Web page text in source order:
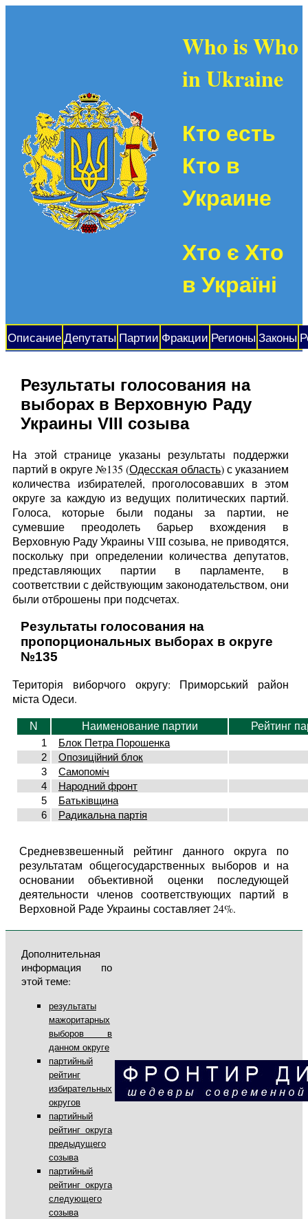
Who is Who
in Ukraine
Кто есть
Кто в
Украине
Хто є Хто
в Україні
Описание Депутаты Партии Фракции Регионы Законы
Результаты голосования на
выборах в Верховную Раду
Украины VIII созыва
На этой странице указаны результаты поддержки
партий в округе №135 (Одесская область) с указанием
количества избирателей, проголосовавших в этом
округе за каждую из ведущих политических партий.
Голоса, которые были поданы за партии, не
сумевшие преодолеть барьер вхождения в
Верховную Раду Украины VIII созыва, не приводятся,
поскольку при определении количества депутатов,
представляющих партии в парламенте, в
соответствии с действующим законодательством, они
были отброшены при подсчетах.
Результаты голосования на
пропорциональных выборах в округе
№135
Територія виборчого округу: Приморський район
міста Одеси.
N Наименование партии
Рейтинг
1
Блок Петра Порошенка
2
Опозиційний блок
3
Самопоміч
4
Народний фронт
5
Батьківщина
6
Радикальна партія
Средневзвешенный рейтинг данного округа по
результатам общегосударственных выборов и на
основании объективной оценки последующей
деятельности членов соответствующих партий в
Верховной Раде Украины составляет 24%.
Дополнительная
информация по
этой теме:
результаты
мажоритарных
выборов в
данном округе
партийный
рейтинг
избирательных
округов
партийный
рейтинг округа
предыдущего
созыва
партийный
рейтинг округа
следующего
созыва